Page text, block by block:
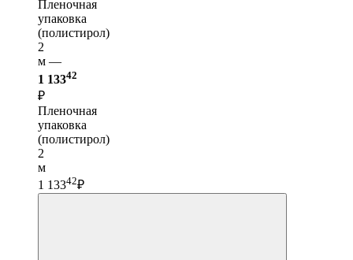
Пленочная
упаковка
(полистирол)
2
м —
1 13342
₽
Пленочная
упаковка
(полистирол)
2
м
1 13342₽